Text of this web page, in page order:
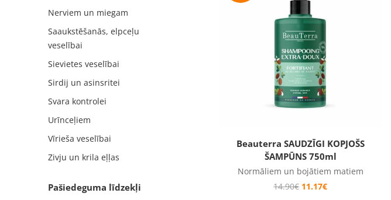
Nerviem un miegam
Saaukstēšanās, elpceļu
veselībai
Sievietes veselībai
Sirdij un asinsritei
Svara kontrolei
Urīnceļiem
Vīrieša veselībai
Zivju un krila eļļas
Pašiedeguma līdzekļi
Beauterra SAUDZĪGI KOPJOŠS
ŠAMPŪNS 750ml
Normāliem un bojātiem matiem
14.90€ 11.17€